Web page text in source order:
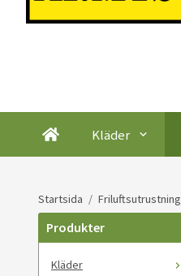
Kläder
Startsida / Friluftsutrustning
Produkter
Kläder